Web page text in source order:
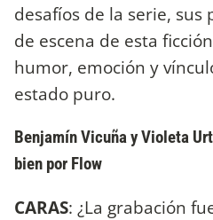
desafíos de la serie,
de escena de esta
humor, emoción y
estado puro.
Benjamín Vicuña y Violeta
bien por Flow
CARAS: ¿La grabación